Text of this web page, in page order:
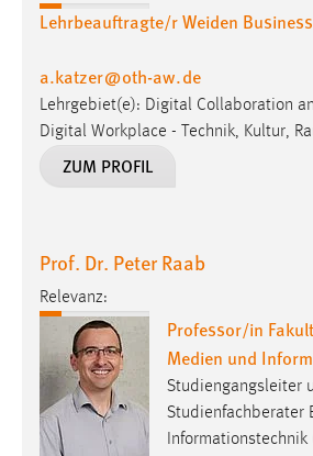
Lehrbeauftragte/r Weiden
a.katzer@oth-aw.de
Lehrgebiet(e): Digital Collaboration
Digital Workplace - Technik, Kultur,
ZUM PROFIL
Prof. Dr. Peter Raab
Relevanz:
Professor/in
Medien und
Studiengangsleiter
Studienfachberater